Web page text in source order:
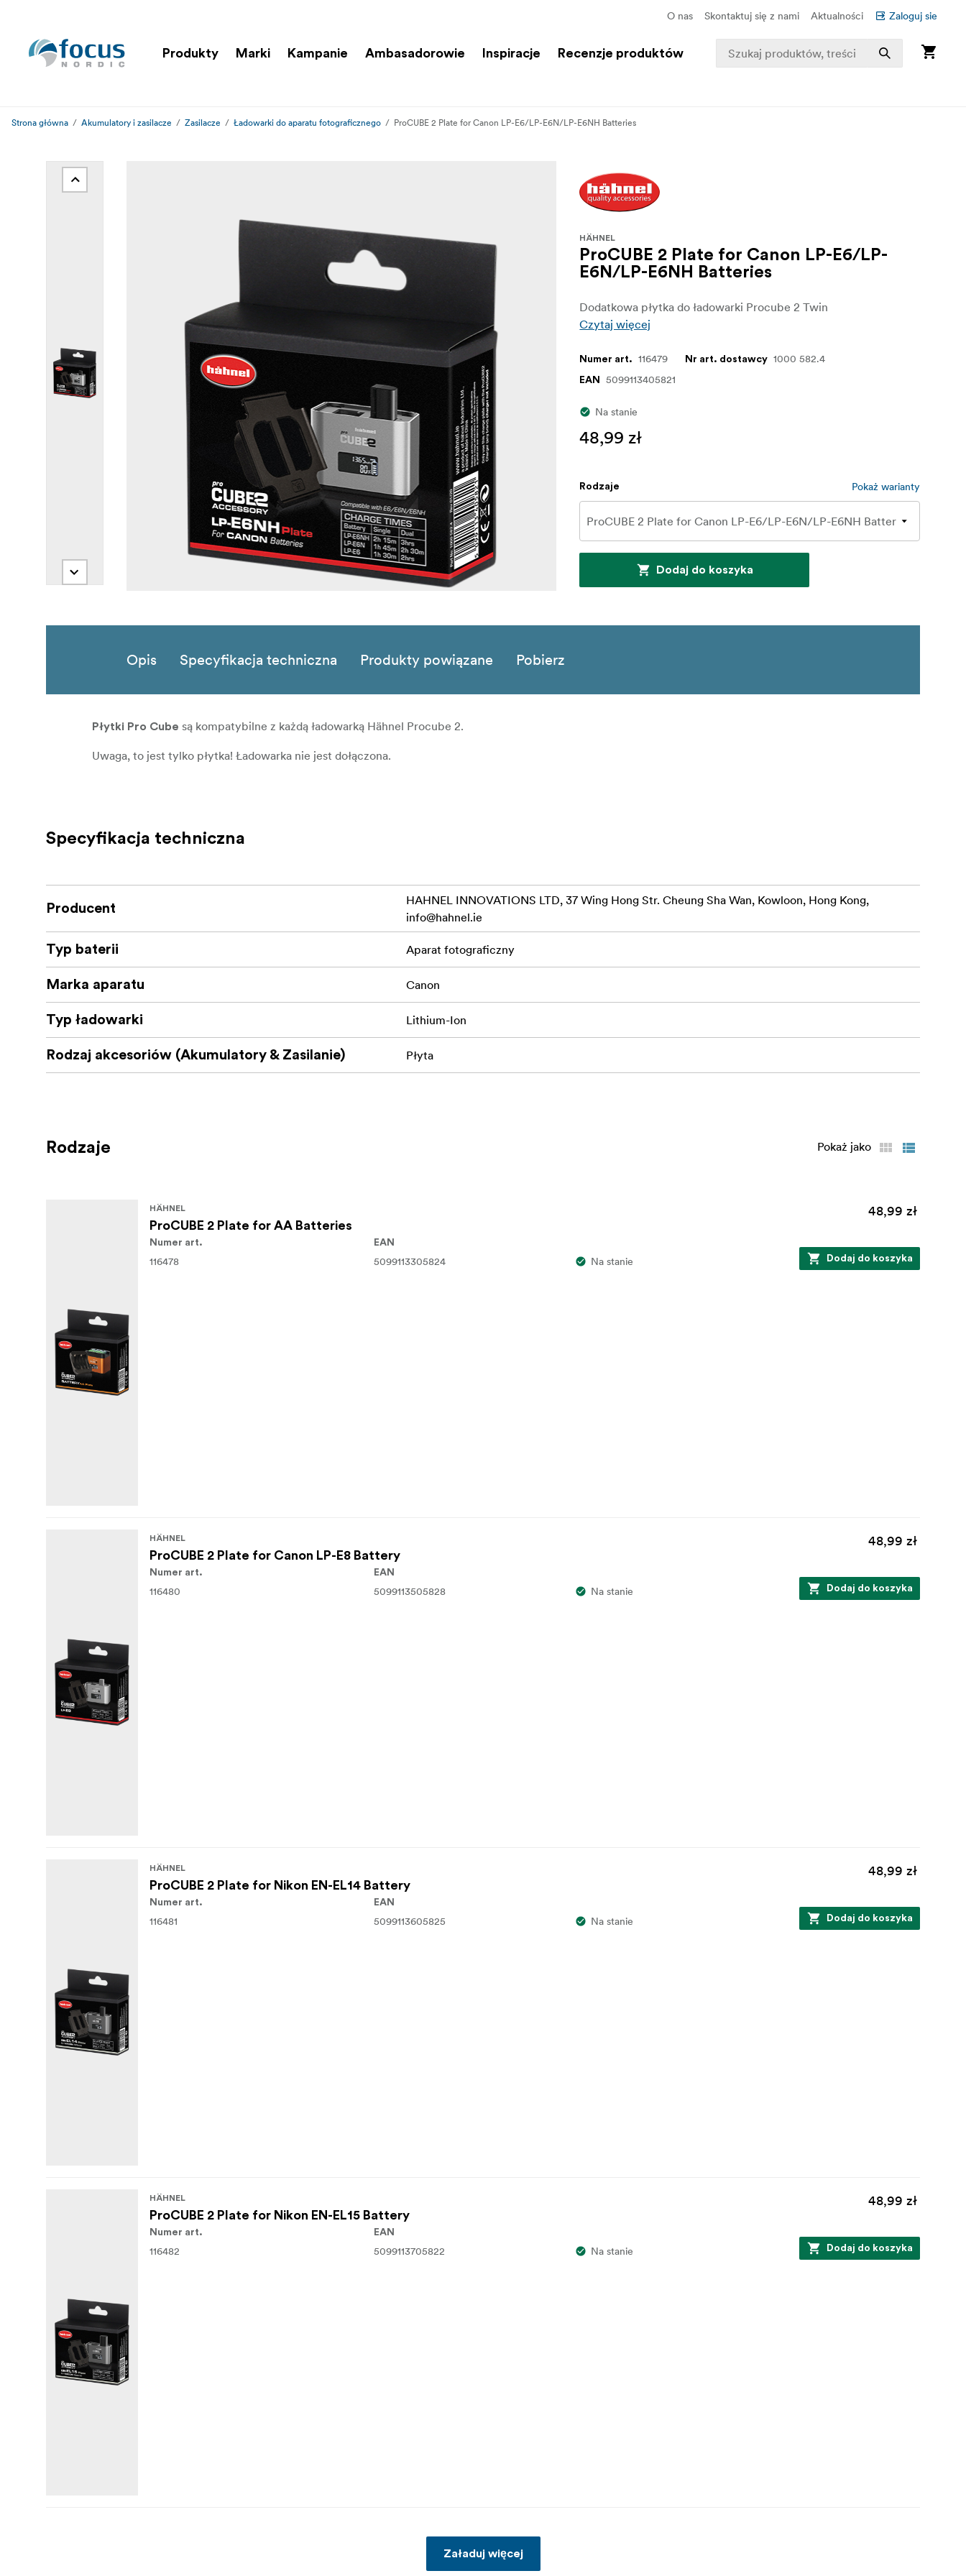
O nas Skontaktuj się z nami Aktualności Zaloguj sie
Produkty Marki Kampanie Ambasadorowie Inspiracje Recenzje produktów
Strona główna Akumulatory i zasilacze Zasilacze Ładowarki do aparatu fotograficznego ProCUBE 2 Plate for Canon LP-E6/LP-E6N/LP-E6NH Batteries
HÄHNEL
ProCUBE 2 Plate for Canon LP-E6/LP-
E6N/LP-E6NH Batteries
Dodatkowa płytka do ładowarki Procube 2 Twin
Czytaj więcej
Numer art. 116479 Nr art. dostawcy 1000 582.4
EAN 5099113405821
Na stanie
48,99 zł
Rodzaje Pokaż warianty
Dodaj do koszyka
Opis Specyfikacja techniczna Produkty powiązane Pobierz
Płytki Pro Cube są kompatybilne z każdą ładowarką Hähnel Procube 2.
Uwaga, to jest tylko płytka! Ładowarka nie jest dołączona.
Specyfikacja techniczna
Producent
HAHNEL INNOVATIONS LTD, 37 Wing Hong Str. Cheung Sha Wan, Kowloon, Hong Kong,
info@hahnel.ie
Typ baterii Aparat fotograficzny
Marka aparatu Canon
Typ ładowarki Lithium-Ion
Rodzaj akcesoriów (Akumulatory & Zasilanie) Płyta
Rodzaje Pokaż jako
HÄHNEL
ProCUBE 2 Plate for AA Batteries
48,99 zł
Numer art.
116478
EAN
5099113305824 Na stanie Dodaj do koszyka
HÄHNEL
ProCUBE 2 Plate for Canon LP-E8 Battery
48,99 zł
Numer art.
116480
EAN
5099113505828 Na stanie Dodaj do koszyka
HÄHNEL
ProCUBE 2 Plate for Nikon EN-EL14 Battery
48,99 zł
Numer art.
116481
EAN
5099113605825 Na stanie Dodaj do koszyka
HÄHNEL
ProCUBE 2 Plate for Nikon EN-EL15 Battery
48,99 zł
Numer art.
116482
EAN
5099113705822 Na stanie Dodaj do koszyka
Załaduj więcej